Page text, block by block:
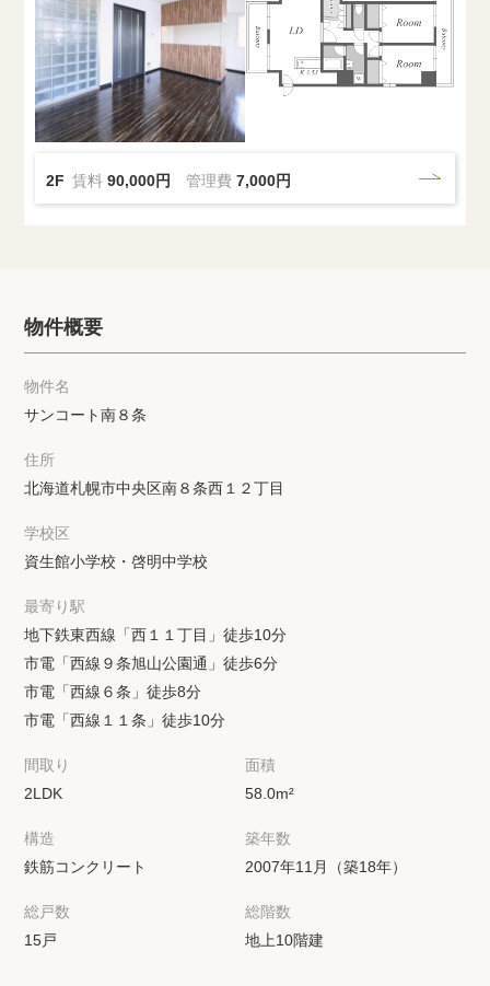
2F 賃料90,000円 管理費7,000円
物件概要
物件名
サンコート南８条
住所
北海道札幌市中央区南８条西１２丁目
学校区
資生館小学校・啓明中学校
最寄り駅
地下鉄東西線「西１１丁目」徒歩10分
市電「西線９条旭山公園通」徒歩6分
市電「西線６条」徒歩8分
市電「西線１１条」徒歩10分
間取り
2LDK
面積
58.0m²
構造
鉄筋コンクリート
築年数
2007年11月（築18年）
総戸数
15戸
総階数
地上10階建